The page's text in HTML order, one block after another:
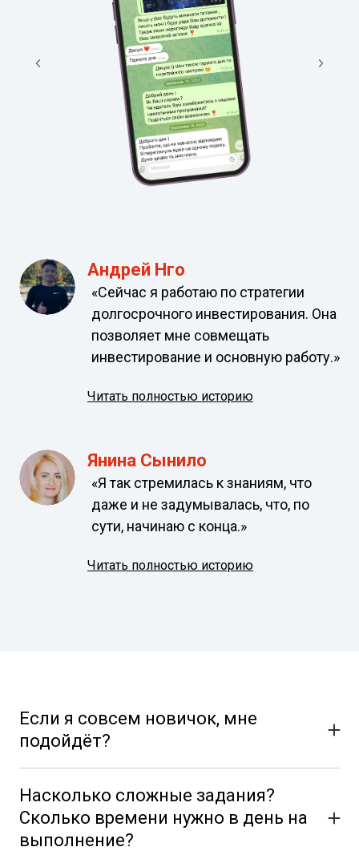
Андрей Нго
«Сейчас я работаю по стратегии
долгосрочного инвестирования. Она
позволяет мне совмещать
инвестирование и основную работу.»
Читать полностью историю
Янина Сынило
«Я так стремилась к знаниям, что
даже и не задумывалась, что, по
сути, начинаю с конца.»
Читать полностью историю
Если я совсем новичок, мне
подойдёт?
Насколько сложные задания?
Сколько времени нужно в день на
выполнение?